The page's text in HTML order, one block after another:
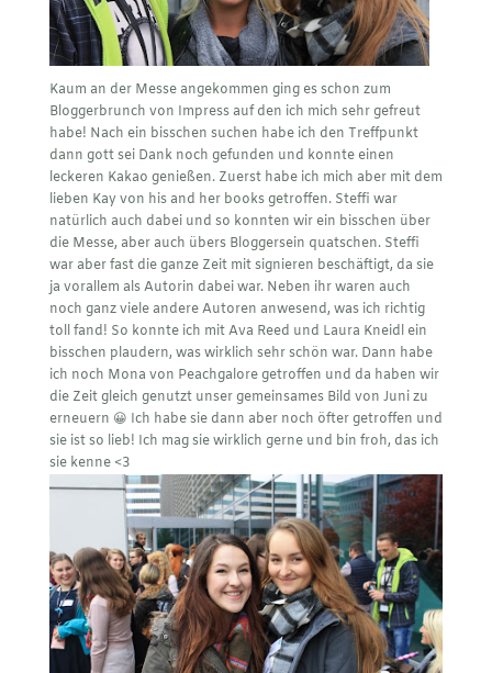
Kaum an der Messe angekommen ging es schon zum
Bloggerbrunch von Impress auf den ich mich sehr gefreut
habe! Nach ein bisschen suchen habe ich den Treffpunkt
dann gott sei Dank noch gefunden und konnte einen
leckeren Kakao genießen. Zuerst habe ich mich aber mit dem
lieben Kay von his and her booksgetroffen. Steffi war
natürlich auch dabei und so konnten wir ein bisschen über
die Messe, aber auch übers Bloggersein quatschen. Steffi
war aber fast die ganze Zeit mit signieren beschäftigt, da sie
ja vorallem als Autorin dabei war. Neben ihr waren auch
noch ganz viele andere Autoren anwesend, was ich richtig
toll fand! So konnte ich mitAva Reed und Laura Kneidl ein
bisschen plaudern, was wirklich sehr schön war. Dann habe
ich noch Mona von Peachgaloregetroffen und da haben wir
die Zeit gleich genutzt unser gemeinsames Bild von Juni zu
erneuern 😀 Ich habe sie dann aber noch öfter getroffen und
sie ist so lieb! Ich mag sie wirklich gerne und bin froh, das ich
sie kenne <3